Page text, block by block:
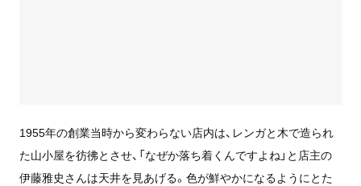
1955年の創業当時から変わらない店内は、レンガと木で造られ
た山小屋を彷彿とさせ、「なぜか落ち着くんですよね」と店主の
伊藤雅史さんは天井を見あげる。色が鮮やかになるようにとた